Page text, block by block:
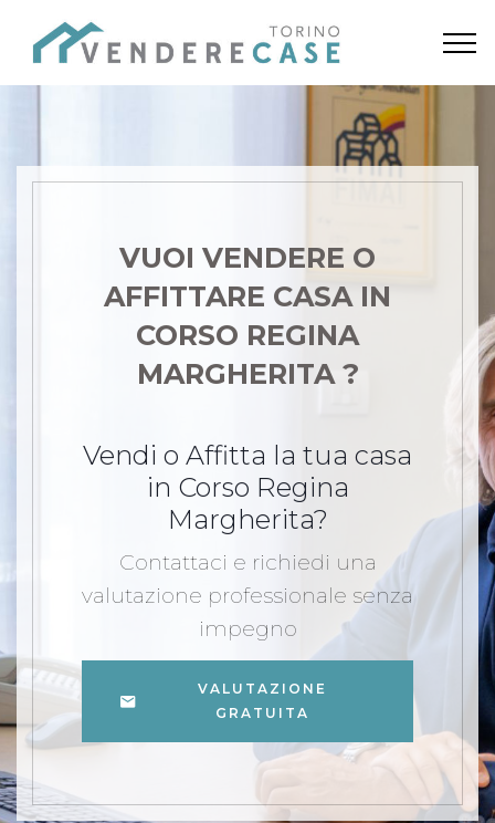
VUOI VENDERE O
AFFITTARE CASA IN
CORSO REGINA
MARGHERITA ?
Vendi o Affitta la tua casa
in Corso Regina
Margherita?
Contattaci e richiedi una
valutazione professionale senza
impegno
VALUTAZIONE
GRATUITA